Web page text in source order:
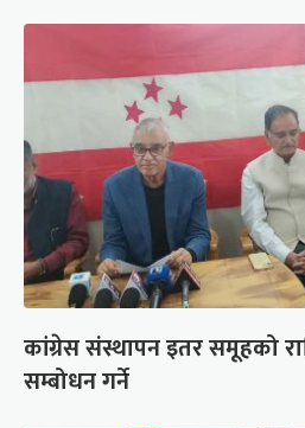
कांग्रेस संस्थापन इतर समूहको
सम्बोधन गर्ने